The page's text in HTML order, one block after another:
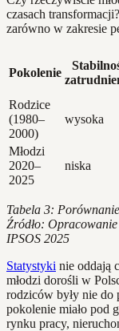
czasach
zarówno w zakresie
Pokolenie
Rodzice
(1980–
2000)
wysoka
Młodzi
2020–
2025
niska
Tabela 3:
Źródło:
IPSOS 2025
Statystyki nie oddają
młodzi dorośli w
rodziców były nie do
pokolenie miało pod
rynku pracy,